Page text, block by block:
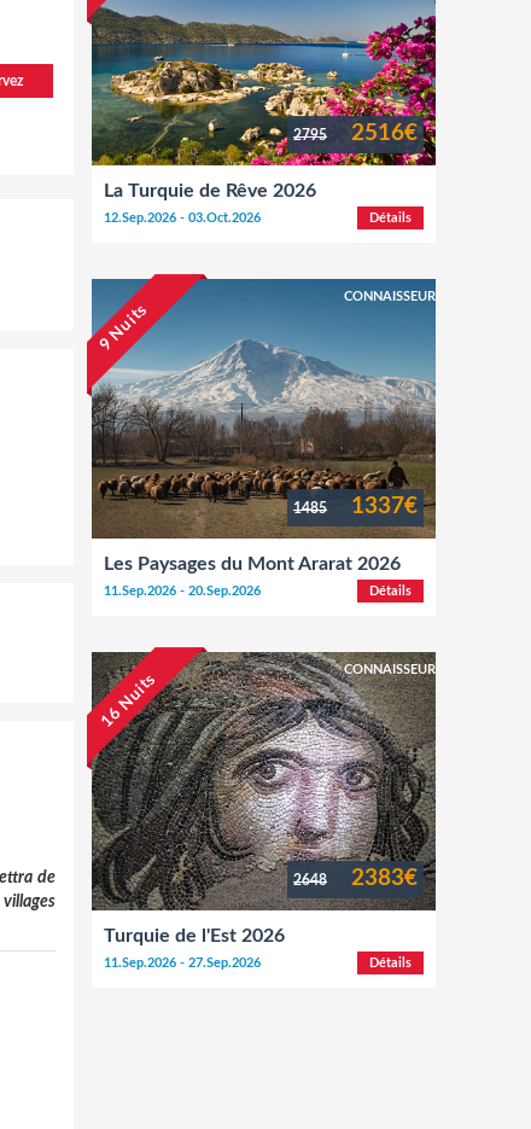
de
2795 2516€
La Turquie de Rêve 2026
12.Sep.2026 - 03.Oct.2026 Détails
9 Nuits
CONNAISSEUR
1485 1337€
Les Paysages du Mont Ararat 2026
11.Sep.2026 - 20.Sep.2026 Détails
16 Nuits
CONNAISSEUR
2648 2383€
Turquie de l'Est 2026
11.Sep.2026 - 27.Sep.2026 Détails